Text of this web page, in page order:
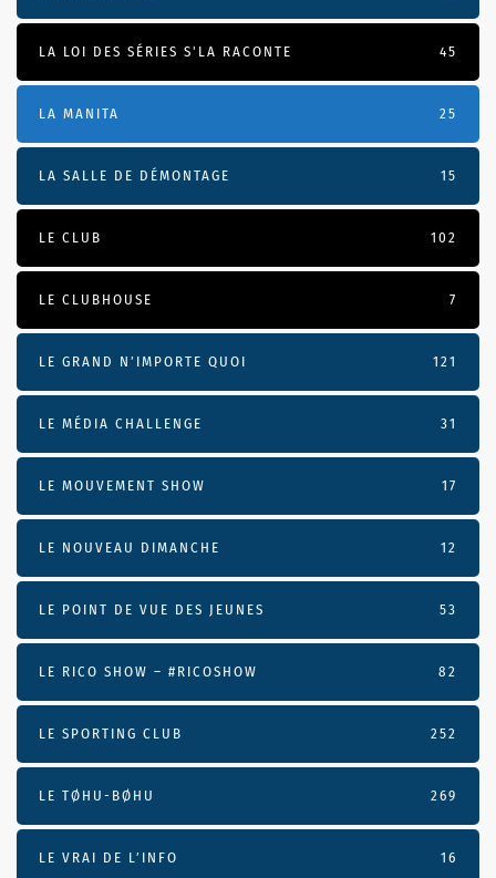
LA LOI DES SÉRIES S'LA RACONTE 45
LA MANITA 25
LA SALLE DE DÉMONTAGE 15
LE CLUB 102
LE CLUBHOUSE 7
LE GRAND N’IMPORTE QUOI 121
LE MÉDIA CHALLENGE 31
LE MOUVEMENT SHOW 17
LE NOUVEAU DIMANCHE 12
LE POINT DE VUE DES JEUNES 53
LE RICO SHOW – #RICOSHOW 82
LE SPORTING CLUB 252
LE TØHU-BØHU 269
LE VRAI DE L’INFO 16